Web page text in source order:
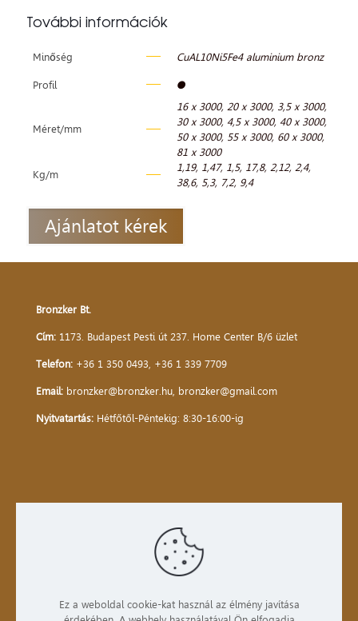
További információk
Minőség CuAL10Ni5Fe4 aluminium bronz
Profil ●
Méret/mm
16 x 3000, 20 x 3000, 3,5 x 3000,
30 x 3000,4,5 x 3000,40 x 3000,
50 x 3000, 55 x 3000, 60 x 3000,
81 x 3000
Kg/m
1,19, 1,47, 1,5, 17,8, 2,12, 2,4,
38,6, 5,3, 7,2, 9,4
Ajánlatot kérek
Bronzker Bt.
Cím: 1173. Budapest Pesti út 237. Home Center B/6 üzlet
Telefon: +36 1 350 0493 +36 1 339 7709
Email: bronzker@bronzker.hu bronzker@gmail.com
Nyitvatartás: Hétfőtől-Péntekig: 8:30-16:00-ig
TermékekEz a weboldal cookie-kat használ az élmény javítása